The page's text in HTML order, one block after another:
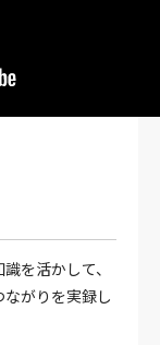
を活かして、
がりを実録し